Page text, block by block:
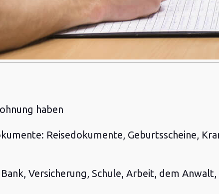
haben
Reisedokumente, Geburtsscheine,
Versicherung, Schule, Arbeit, dem